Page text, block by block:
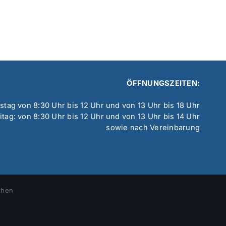
ÖFFNUNGSZEITEN:
von 8:30 Uhr bis 12 Uhr und von 13 Uhr bis 18 Uhr
von 8:30 Uhr bis 12 Uhr und von 13 Uhr bis 14 Uhr
sowie nach Vereinbarung